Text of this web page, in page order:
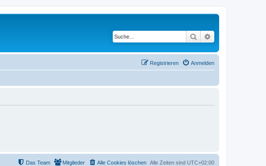
Suche
Anmelden
Registrieren
Alle Zeiten sind UTC+02:00
Alle Cookies löschen
Mitglieder
Das Team